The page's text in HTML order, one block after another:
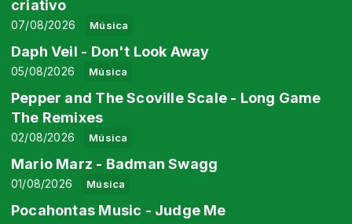
criativo
Música
07/08/2026
Daph Veil - Don't Look Away
Música
05/08/2026
Pepper and The Scoville Scale - Long Game
The Remixes
Música
02/08/2026
Mario Marz - Badman Swagg
Música
01/08/2026
Pocahontas Music - Judge Me